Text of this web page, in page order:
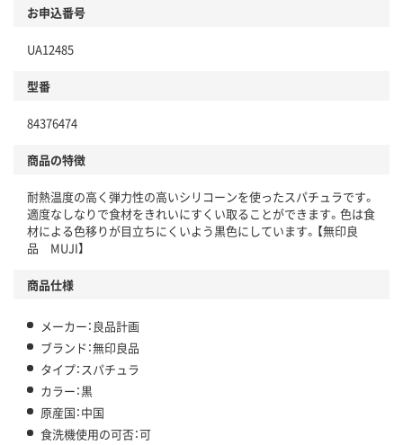
お申込番号
UA12485
型番
84376474
商品の特徴
耐熱温度の高く弾力性の高いシリコーンを使ったスパチュラです。
適度なしなりで食材をきれいにすくい取ることができます。色は食
材による色移りが目立ちにくいよう黒色にしています。【無印良
品 MUJI】
商品仕様
メーカー：良品計画
ブランド：無印良品
タイプ：スパチュラ
カラー：黒
原産国：中国
食洗機使用の可否：可